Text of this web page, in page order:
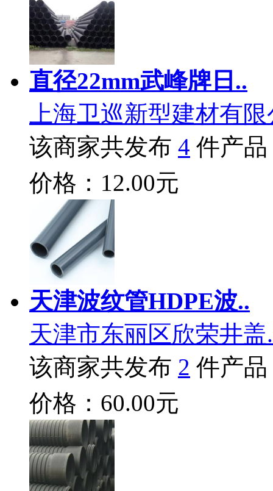
直径22mm武峰牌日..
上海卫巡新型建材有
该商家共发布 4 件产品
价格：12.00元
天津波纹管HDPE波..
天津市东丽区欣荣井盖
该商家共发布 2 件产品
价格：60.00元